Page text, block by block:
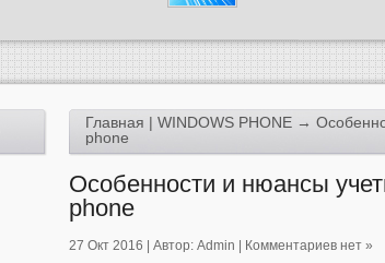
Главная | WINDOWS PHONE →
phone
Особенности и нюансы
phone
27 Окт 2016 | Автор: Admin Комментариев нет »